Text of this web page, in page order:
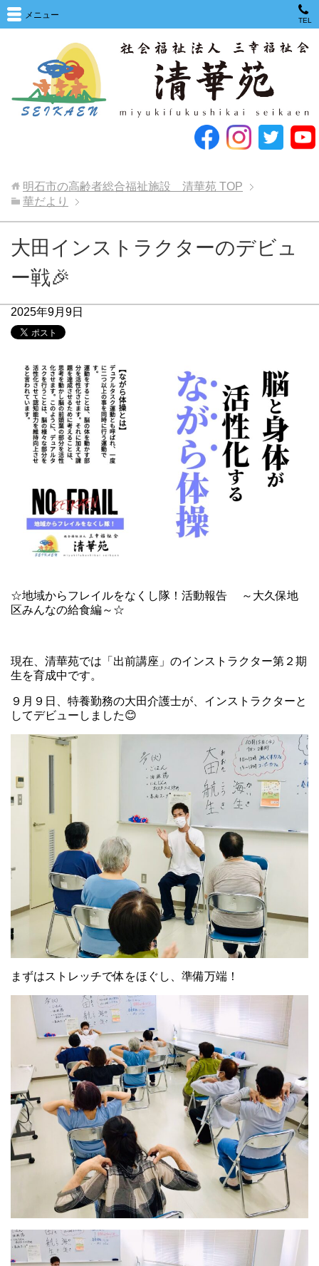
メニュー
TEL
明石市の高齢者総合福祉施設 清華苑 TOP
華だより
大田インストラクターのデビュ
ー戦🎉
2025年9月9日
☆地域からフレイルをなくし隊！活動報告 ～大久保地
区みんなの給食編～☆
現在、清華苑では「出前講座」のインストラクター第２期
生を育成中です。
９月９日、特養勤務の大田介護士が、インストラクターと
してデビューしました😊
まずはストレッチで体をほぐし、準備万端！